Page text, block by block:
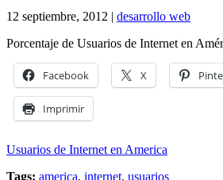
12 septiembre, 2012 | desarrollo web
Porcentaje de Usuarios de Internet en
Facebook X
Imprimir
Usuarios de Internet en America
Tags: america, internet, usuarios